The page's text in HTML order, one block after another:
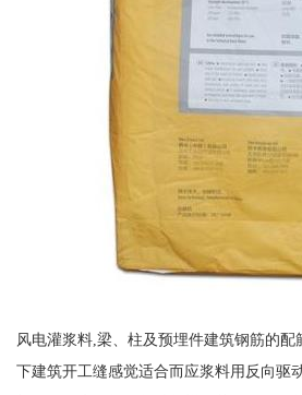
风电灌浆料,梁、柱及预埋件建筑钢筋的
下建筑开工缝感觉适合而应浆料用反向驱